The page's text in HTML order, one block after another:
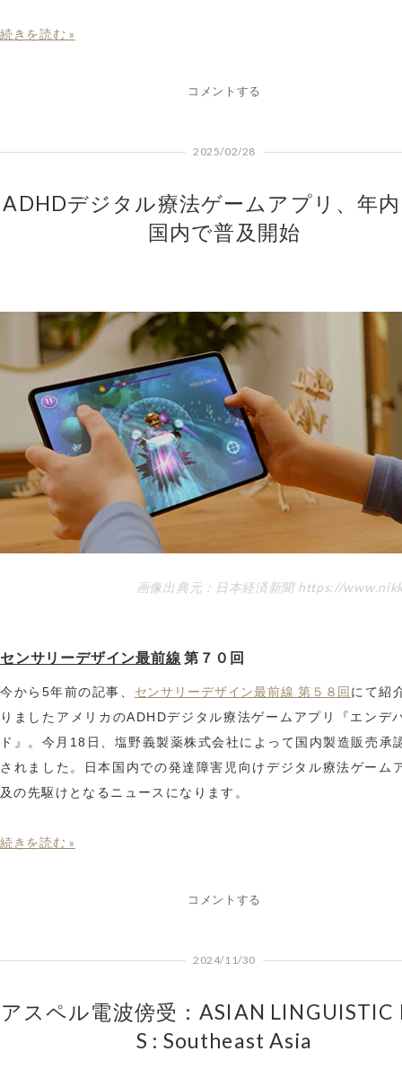
続きを読む »
コメントする
2025/02/28
ADHDデジタル療法ゲームアプリ、年
国内で普及開始
画像出典元：日本経済新聞 https://
センサリーデザイン最前線 第７０回
今から5年前の記事、 センサリーデザイン最前線 第５８回にて紹
りましたアメリカのADHDデジタル療法ゲームアプリ『エンデ
ド』。今月18日、塩野義製薬株式会社によって国内製造販売承
されました。日本国内での発達障害児向けデジタル療法ゲーム
及の先駆けとなるニュースになります。
続きを読む »
コメントする
2024/11/30
アスペル電波傍受：ASIAN LINGUISTIC
S : Southeast Asia